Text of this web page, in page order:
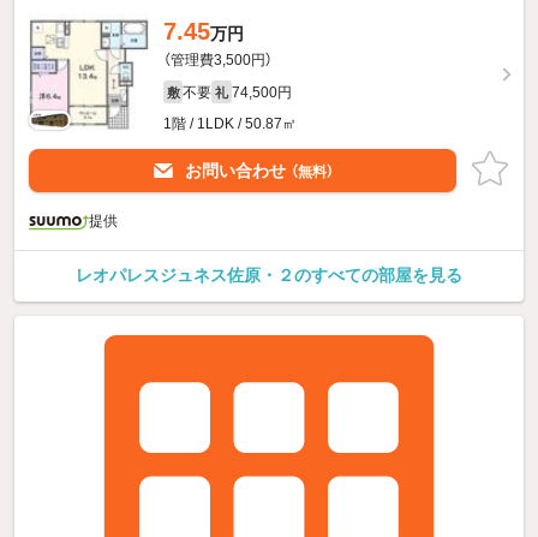
7.45万円
（管理費3,500円）
敷 不要 礼 74,500円
1階 / 1LDK / 50.87㎡
お問い合わせ （無料）
提供
レオパレスジュネス佐原・２のすべての部屋を見る